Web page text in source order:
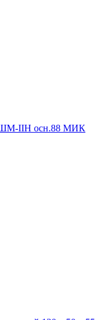
ШМ-IIН осн.88 МИК